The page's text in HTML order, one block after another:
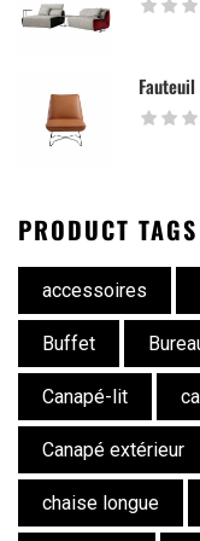
PRODUCT TAGS
accessoires
Buffet
Canapé-lit
Canapé extérieur
chaise longue